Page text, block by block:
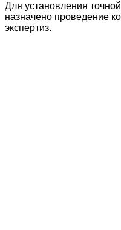
Для установления
назначено проведение
экспертиз.